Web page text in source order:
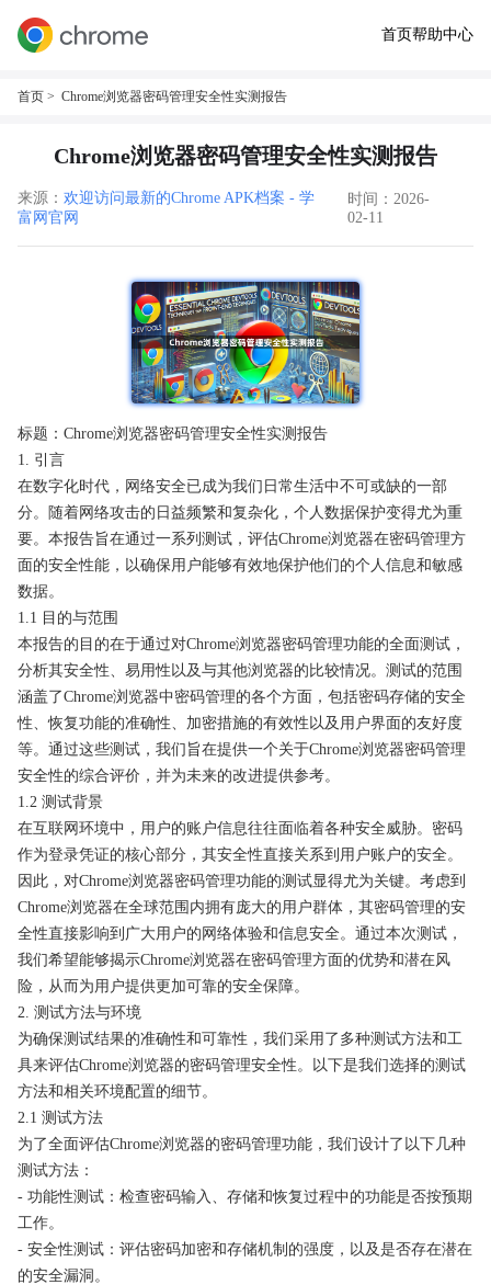
首页帮助中心
首页 > Chrome浏览器密码管理安全性实测报告
Chrome浏览器密码管理安全性实测报告
来源： 欢迎访问最新的Chrome APK档案 - 学
富网官网
时间：2026-
02-11
标题：Chrome浏览器密码管理安全性实测报告
1. 引言
在数字化时代，网络安全已成为我们日常生活中不可或缺的一部
分。随着网络攻击的日益频繁和复杂化，个人数据保护变得尤为重
要。本报告旨在通过一系列测试，评估Chrome浏览器在密码管理方
面的安全性能，以确保用户能够有效地保护他们的个人信息和敏感
数据。
1.1 目的与范围
本报告的目的在于通过对Chrome浏览器密码管理功能的全面测试，
分析其安全性、易用性以及与其他浏览器的比较情况。测试的范围
涵盖了Chrome浏览器中密码管理的各个方面，包括密码存储的安全
性、恢复功能的准确性、加密措施的有效性以及用户界面的友好度
等。通过这些测试，我们旨在提供一个关于Chrome浏览器密码管理
安全性的综合评价，并为未来的改进提供参考。
1.2 测试背景
在互联网环境中，用户的账户信息往往面临着各种安全威胁。密码
作为登录凭证的核心部分，其安全性直接关系到用户账户的安全。
因此，对Chrome浏览器密码管理功能的测试显得尤为关键。考虑到
Chrome浏览器在全球范围内拥有庞大的用户群体，其密码管理的安
全性直接影响到广大用户的网络体验和信息安全。通过本次测试，
我们希望能够揭示Chrome浏览器在密码管理方面的优势和潜在风
险，从而为用户提供更加可靠的安全保障。
2. 测试方法与环境
为确保测试结果的准确性和可靠性，我们采用了多种测试方法和工
具来评估Chrome浏览器的密码管理安全性。以下是我们选择的测试
方法和相关环境配置的细节。
2.1 测试方法
为了全面评估Chrome浏览器的密码管理功能，我们设计了以下几种
测试方法：
- 功能性测试：检查密码输入、存储和恢复过程中的功能是否按预期
工作。
- 安全性测试：评估密码加密和存储机制的强度，以及是否存在潜在
的安全漏洞。